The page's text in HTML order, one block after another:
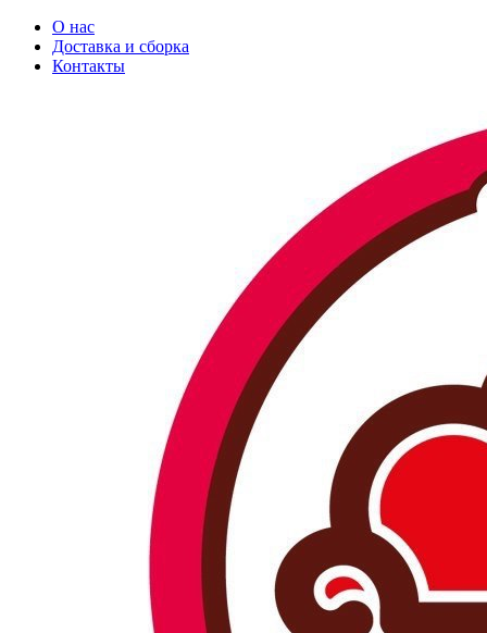
О нас
Доставка и сборка
Контакты